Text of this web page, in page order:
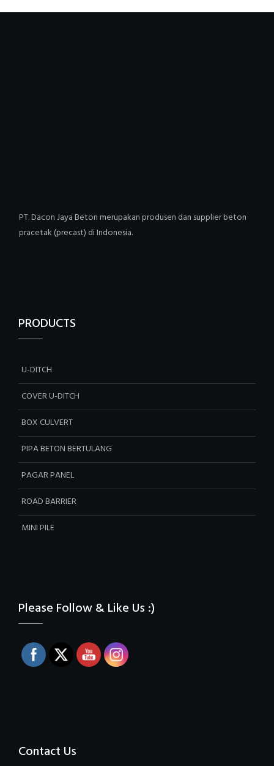
PT. Dacon Jaya Beton merupakan produsen dan supplier beton
pracetak (precast) di Indonesia.
PRODUCTS
U-DITCH
COVER U-DITCH
BOX CULVERT
PIPA BETON BERTULANG
PAGAR PANEL
ROAD BARRIER
MINI PILE
Please Follow & Like Us :)
Contact Us